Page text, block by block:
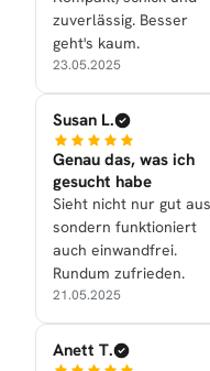
zuverlässig. Besser
geht's kaum.
23.05.2025
Susan L.
Genau das, was ich
gesucht habe
Sieht nicht nur gut
sondern funktioniert
auch einwandfrei.
Rundum zufrieden.
21.05.2025
Anett T.